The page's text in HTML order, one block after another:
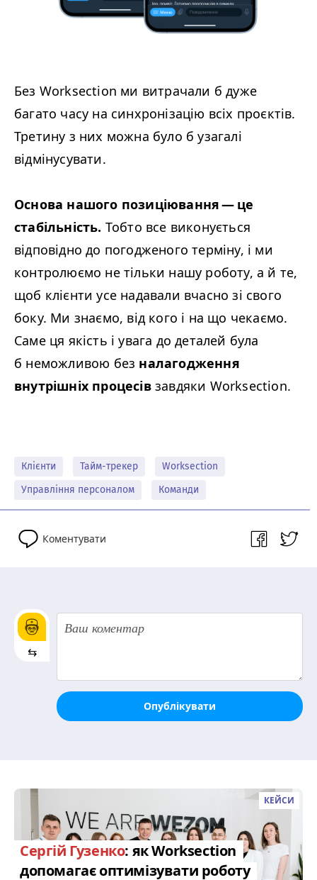
Без Worksection ми витрачали б дуже
багато часу на синхронізацію всіх проєктів.
Третину з них можна було б узагалі
відмінусувати.
Основа нашого позиціювання — це
стабільність. Тобто все виконується
відповідно до погодженого терміну, і ми
контролюємо не тільки нашу роботу, а й те,
щоб клієнти усе надавали вчасно зі свого
боку. Ми знаємо, від кого і на що чекаємо.
Саме ця якість і увага до деталей була
б неможливою без налагодження
внутрішніх процесівзавдяки Worksection.
Клієнти Тайм-трекер
Worksection
Управління персоналом
Команди
Коментувати
⇆
Опублікувати
КЕЙСИ
Сергій Гузенко: як Worksection
допомагає оптимізувати роботу